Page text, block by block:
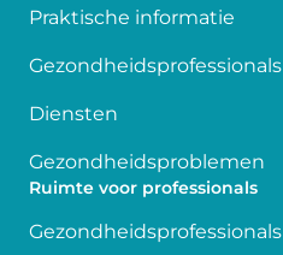
Praktische informatie
Gezondheidsprofessionals
Diensten
Gezondheidsproblemen
Ruimte voor professionals
Gezondheidsprofessionals